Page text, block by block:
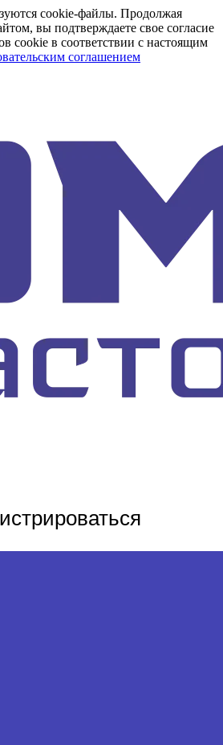
cookie-файлы. Продолжая
вы подтверждаете свое согласие
cookie в соответствии с настоящим
соглашением